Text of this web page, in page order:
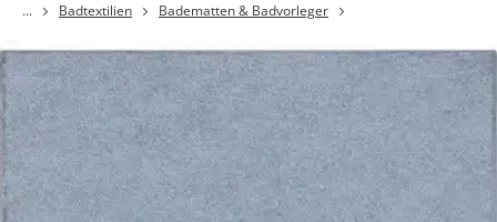
Badtextilien Badematten & Badvorleger